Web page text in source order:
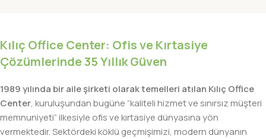
Kılıç Office Center: Ofis ve Kırtasiye
Çözümlerinde 35 Yıllık Güven
1989 yılında bir aile şirketi olarak temelleri atılan Kılıç Office
Center, kuruluşundan bugüne “kaliteli hizmet ve sınırsız müşteri
memnuniyeti” ilkesiyle ofis ve kırtasiye dünyasına yön
vermektedir. Sektördeki köklü geçmişimizi, modern dünyanın